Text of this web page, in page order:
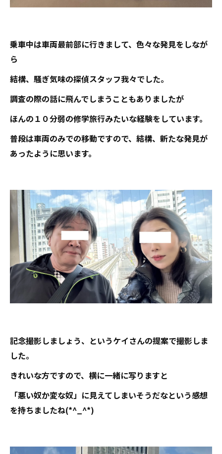
乗車中は車両最前部に行きまして、色々な発見をしなが
ら
結構、騒ぎ気味の探偵スタッフ我々でした。
調査の際の話に飛んでしまうこともありましたが
ほんの１０分弱の修学旅行みたいな経験をしています。
普段は車両のみでの移動ですので、結構、新たな発見が
あったように思います。
記念撮影しましょう、というケイさんの提案で撮影しま
した。
きれいな方ですので、横に一緒に写りますと
「悪い奴か変な奴」に見えてしまいそうだなという感想
を持ちましたね(*^_^*)